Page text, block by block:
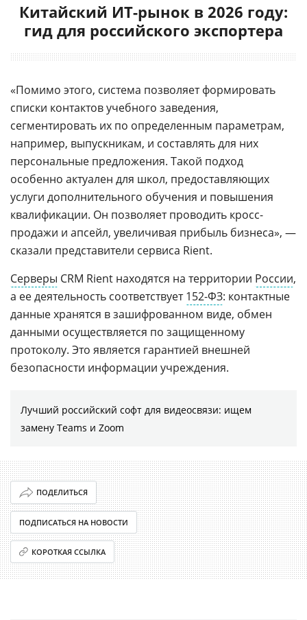
Китайский ИТ-рынок в 2026 году:
гид для российского экспортера
«Помимо этого, система позволяет формировать
списки контактов учебного заведения,
сегментировать их по определенным параметрам,
например, выпускникам, и составлять для них
персональные предложения. Такой подход
особенно актуален для школ, предоставляющих
услуги дополнительного обучения и повышения
квалификации. Он позволяет проводить кросс-
продажи и апсейл, увеличивая прибыль бизнеса», —
сказали представители сервиса Rient.
Серверы CRM Rient находятся на территории России,
а ее деятельность соответствует152-ФЗ: контактные
данные хранятся в зашифрованном виде, обмен
данными осуществляется по защищенному
протоколу. Это является гарантией внешней
безопасности информации учреждения.
Лучший российский софт для видеосвязи: ищем
замену Teams и Zoom
ПОДЕЛИТЬСЯ
ПОДПИСАТЬСЯ НА НОВОСТИ
КОРОТКАЯ ССЫЛКА